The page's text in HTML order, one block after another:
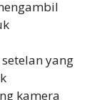
yang
kamera